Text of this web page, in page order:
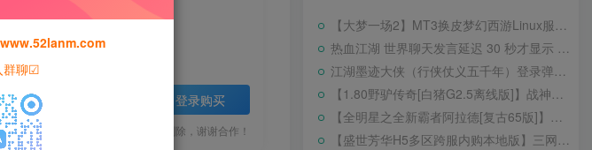
登录购买
习研究使用，请在下载后24h内删除，谢谢合作！
【大梦一场2】MT3换皮梦幻西游Linux服务端+GM后台+源码+双端+架设教程
热血江湖 世界聊天发言延迟 30 秒才显示 BUG 修复教程
江湖墨迹大侠（行侠仗义五千年）登录弹出 WELCOME 提示无法进游戏修复教程
【1.80野驴传奇[白猪G2.5离线版]】战神引擎WIN服务端+GM工具+充值后台+安卓+架设教程
【全明星之全新霸者阿拉德[复古65版]】横版闯关手游Linux服务端+配套表+WEB管理后台+GM授权后台+双端+架设教程
【盛世芳华H5多区跨服内购本地版】三网H5宫斗养成游戏Linux手工服务端+CDK授权后台+安卓+架设教程
群聊☑